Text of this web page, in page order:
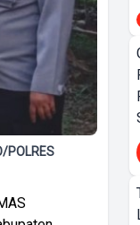
POLRES